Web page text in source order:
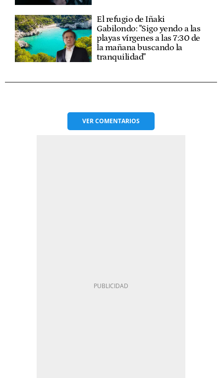
El refugio de Iñaki
Gabilondo: "Sigo yendo a las
playas vírgenes a las 7:30 de
la mañana buscando la
tranquilidad"
VERCOMENTARIOS